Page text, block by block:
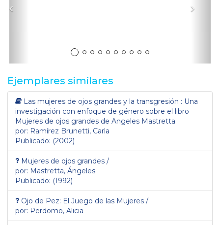
Anterior
Ejemplares similares
Las mujeres de ojos grandes y la transgresión : Una
investigación con enfoque de género sobre el libro
Mujeres de ojos grandes de Angeles Mastretta
por: Ramírez Brunetti, Carla
Publicado: (2002)
Mujeres de ojos grandes /
por: Mastretta, Ángeles
Publicado: (1992)
Ojo de Pez: El Juego de las Mujeres /
por: Perdomo, Alicia